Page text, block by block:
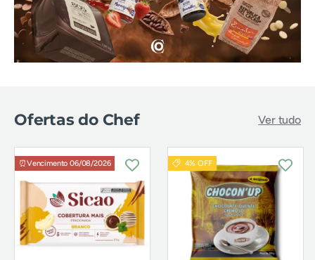
Ofertas do Chef Ver tudo
⏰Vencimento 06/08/2026 4% OFF